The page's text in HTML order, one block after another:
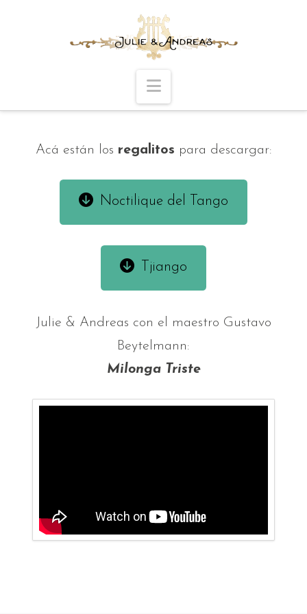
Navigation
Acá están los regalitos para descargar:
Noctilique del Tango
Tjiango
Julie & Andreas con el maestro Gustavo
Beytelmann:
Milonga Triste